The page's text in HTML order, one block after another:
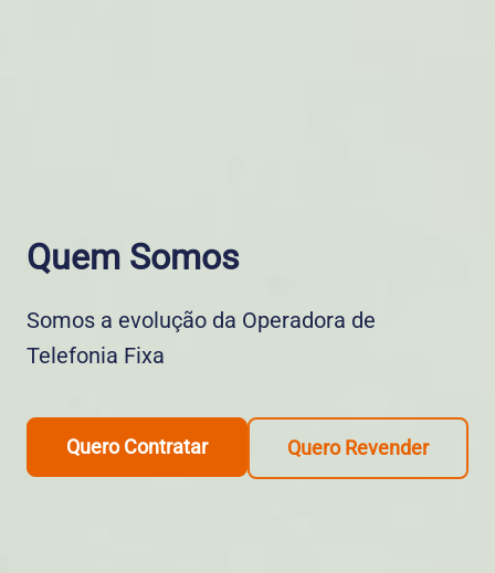
Quem Somos
Somos a evolução da Operadora de
Telefonia Fixa
Quero Contratar Quero Revender